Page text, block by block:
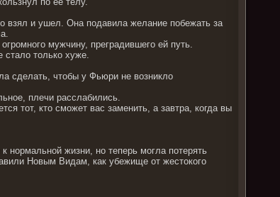
взял и ушел. Она подавила желание побежать за
мужчину, преградившего ей путь.
только хуже.
сделать, чтобы у Фьюри не возникло
плечи расслабились.
тот, кто сможет вас заменить, а завтра, когда вы
нормальной жизни, но теперь могла потерять
Новым Видам, как убежище от жестокого